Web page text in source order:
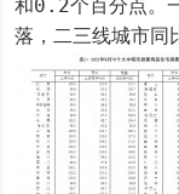
和0.2个百分点。
落，二三线城市同